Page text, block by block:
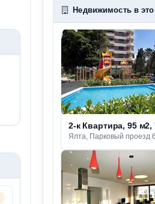
Недвижимость в
2-к Квартира, 95 м2,
Ялта, Парковый проезд